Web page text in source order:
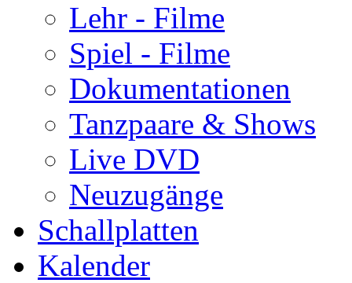
Lehr - Filme
Spiel - Filme
Dokumentationen
Tanzpaare & Shows
Live DVD
Neuzugänge
Schallplatten
Kalender